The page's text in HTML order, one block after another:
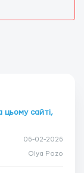
цьому сайті,
06-02-2026
Olya Pozo